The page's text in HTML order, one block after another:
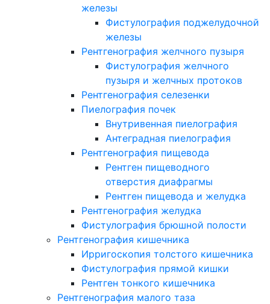
железы
Фистулография поджелудочной
железы
Рентгенография желчного пузыря
Фистулография желчного
пузыря и желчных протоков
Рентгенография селезенки
Пиелография почек
Внутривенная пиелография
Антеградная пиелография
Рентгенография пищевода
Рентген пищеводного
отверстия диафрагмы
Рентген пищевода и желудка
Рентгенография желудка
Фистулография брюшной полости
Рентгенография кишечника
Ирригоскопия толстого кишечника
Фистулография прямой кишки
Рентген тонкого кишечника
Рентгенография малого таза